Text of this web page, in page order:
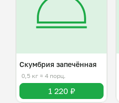
Скумбрия запечённая
0,5 кг ≈ 4 порц.
1 220 ₽